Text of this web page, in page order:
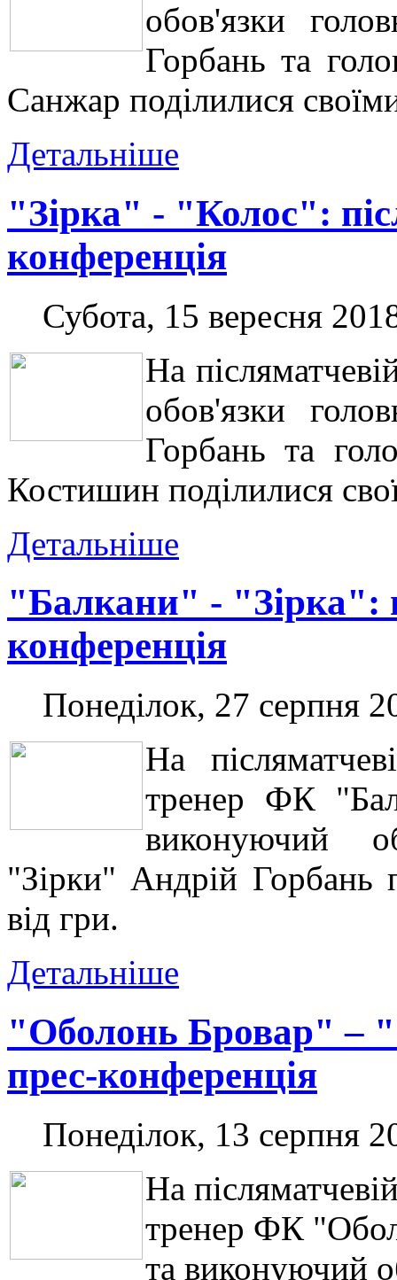
обов'язки
Горбань та
Санжар поділилися
Детальніше
"Зірка" - "Колос":
конференція
Субота, 15 вересня
На
обов'язки
Горбань та
Костишин поділилися
Детальніше
"Балкани" - "Зірка":
конференція
Понеділок, 27 серпня
На
тренер ФК
виконуючий
"Зірки" Андрій Горбань
від гри.
Детальніше
"Оболонь Бровар" –
прес-конференція
Понеділок, 13 серпня
На
тренер ФК
та виконуючий